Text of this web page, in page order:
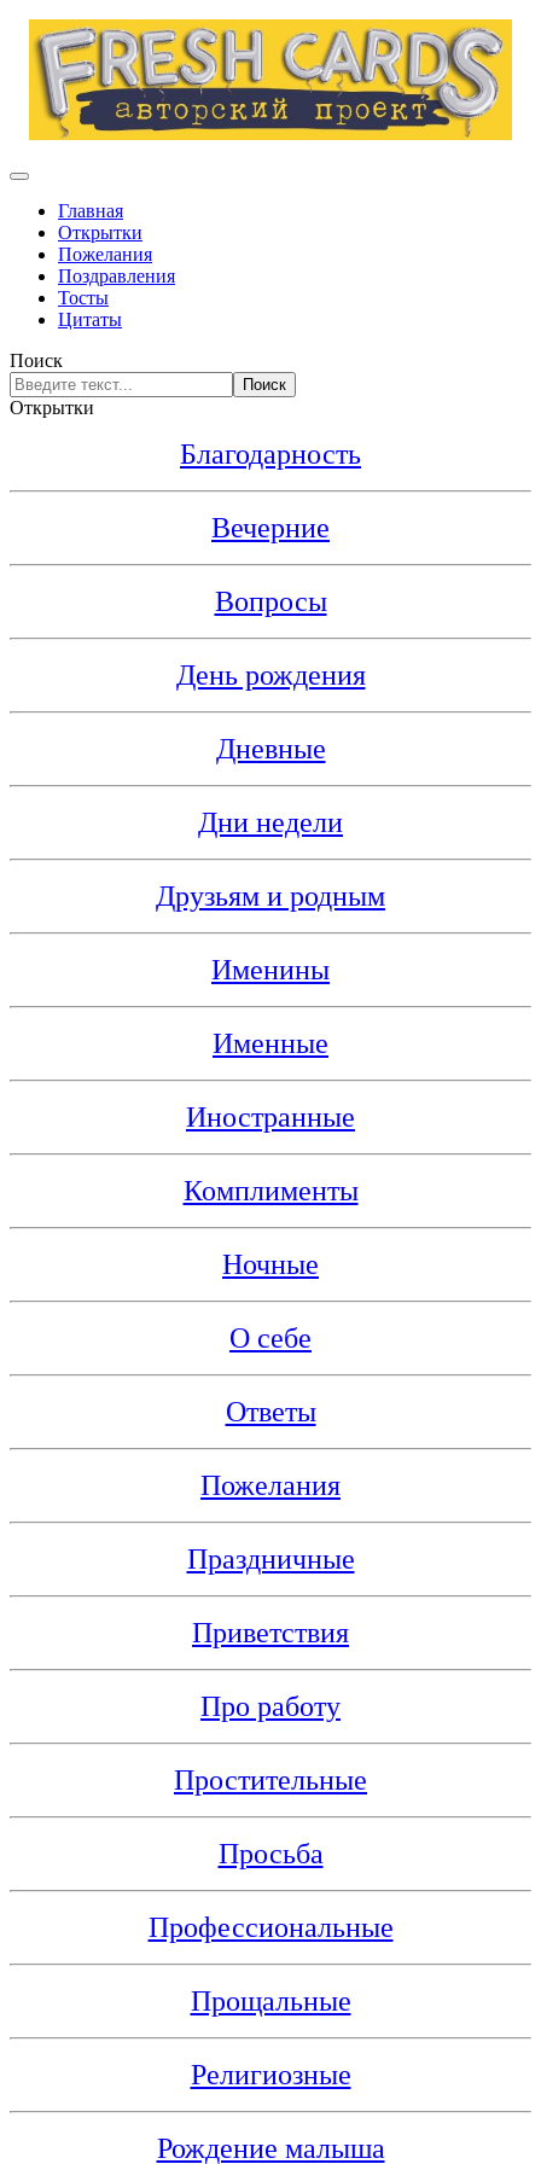
Главная
Открытки
Пожелания
Поздравления
Тосты
Цитаты
Поиск
Поиск
Открытки
Благодарность
Вечерние
Вопросы
День рождения
Дневные
Дни недели
Друзьям и родным
Именины
Именные
Иностранные
Комплименты
Ночные
О себе
Ответы
Пожелания
Праздничные
Приветствия
Про работу
Простительные
Просьба
Профессиональные
Прощальные
Религиозные
Рождение малыша